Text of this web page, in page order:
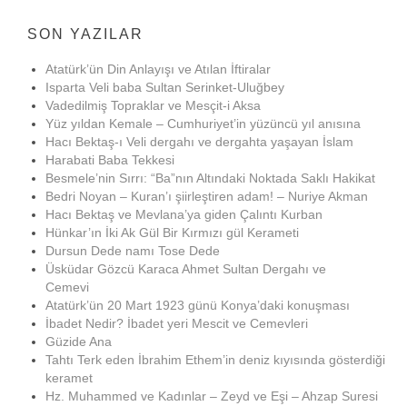
SON YAZILAR
Atatürk’ün Din Anlayışı ve Atılan İftiralar
Isparta Veli baba Sultan Serinket-Uluğbey
Vadedilmiş Topraklar ve Mesçit-i Aksa
Yüz yıldan Kemale – Cumhuriyet’in yüzüncü yıl anısına
Hacı Bektaş-ı Veli dergahı ve dergahta yaşayan İslam
Harabati Baba Tekkesi
Besmele’nin Sırrı: “Ba”nın Altındaki Noktada Saklı Hakikat
Bedri Noyan – Kuran’ı şiirleştiren adam! – Nuriye Akman
Hacı Bektaş ve Mevlana’ya giden Çalıntı Kurban
Hünkar’ın İki Ak Gül Bir Kırmızı gül Kerameti
Dursun Dede namı Tose Dede
Üsküdar Gözcü Karaca Ahmet Sultan Dergahı ve
Cemevi
Atatürk’ün 20 Mart 1923 günü Konya’daki konuşması
İbadet Nedir? İbadet yeri Mescit ve Cemevleri
Güzide Ana
Tahtı Terk eden İbrahim Ethem’in deniz kıyısında gösterdiği
keramet
Hz. Muhammed ve Kadınlar – Zeyd ve Eşi – Ahzap Suresi